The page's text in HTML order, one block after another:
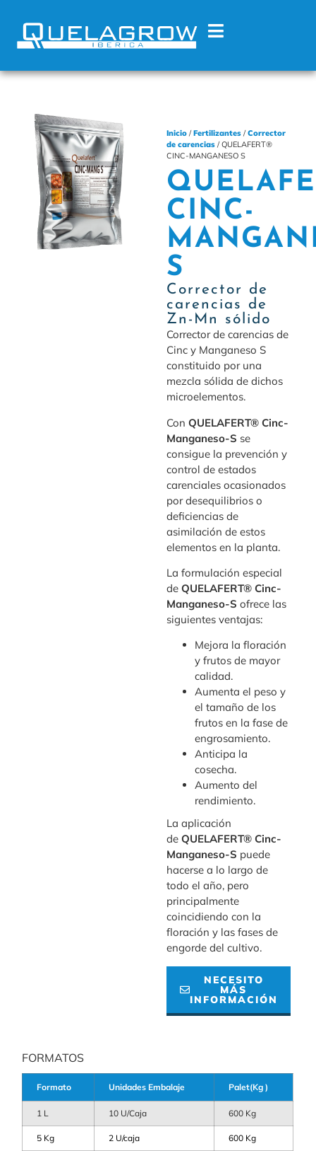
Inicio /Fertilizantes /Corrector
de carencias / QUELAFERT®
CINC-MANGANESO S
CINC-
S
Corrector de
carencias de
Zn-Mn sólido
Corrector de carencias de
Cinc y Manganeso S
constituido por una
mezcla sólida de dichos
microelementos.
ConQUELAFERT® Cinc-
Manganeso-S se
consigue la prevención y
control de estados
carenciales ocasionados
por desequilibrios o
deficiencias de
asimilación de estos
elementos en la planta.
La formulación especial
deQUELAFERT® Cinc-
Manganeso-S ofrece las
siguientes ventajas:
Mejora la floración
y frutos de mayor
calidad.
Aumenta el peso y
el tamaño de los
frutos en la fase de
engrosamiento.
Anticipa la
cosecha.
Aumento del
rendimiento.
La aplicación
deQUELAFERT® Cinc-
Manganeso-S puede
hacerse a lo largo de
todo el año, pero
principalmente
coincidiendo con la
floración y las fases de
engorde del cultivo.
NECESITO
MÁS
INFORMACIÓN
FORMATOS
Formato Unidades Embalaje Palet(Kg )
1 L 10 U/Caja 600 Kg
5 Kg 2 U/caja 600 Kg